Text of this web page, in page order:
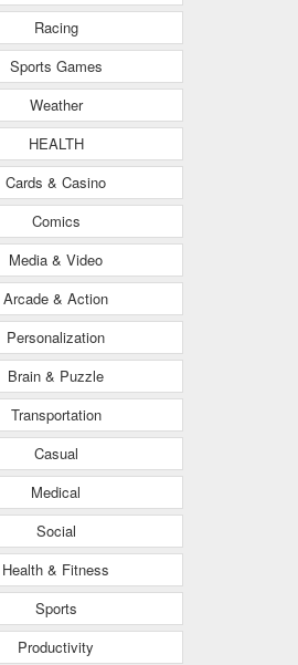
Racing
Sports Games
Weather
HEALTH
Cards & Casino
Comics
Media & Video
Arcade & Action
Personalization
Brain & Puzzle
Transportation
Casual
Medical
Social
Health & Fitness
Sports
Productivity